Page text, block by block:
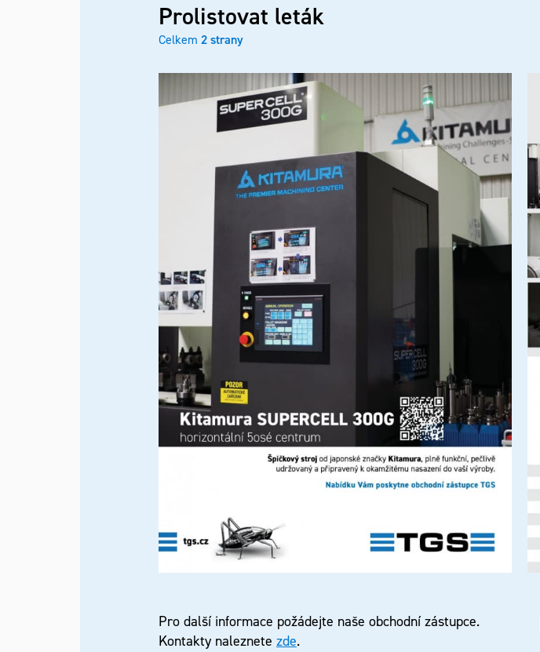
Prolistovat leták
Celkem 2 strany
Pro další informace požádejte naše obchodní zástupce.
Kontakty naleznete zde.